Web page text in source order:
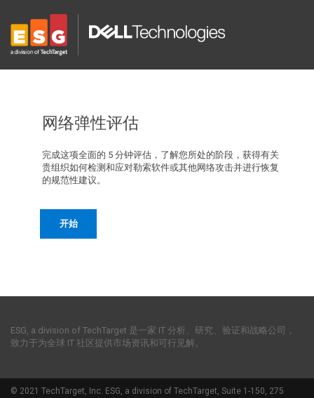
网络弹性评估
完成这项全面的 5 分钟评估，了解您所处的阶段，获得有关
贵组织如何检测和应对勒索软件或其他网络攻击并进行恢复
的规范性建议。
开始
ESG, a division of TechTarget 是一家 IT 分析、研究、验证和战略公司，
致力于为全球 IT 社区提供市场资讯和可行见解。
© 2021 TechTarget, Inc. ESG, a division of TechTarget, Suite 1-150, 275